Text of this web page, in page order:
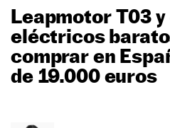
MOTOS
TECNOLOGÍA
MOTORTV
Leapmotor T03
eléctricos
comprar en
de 19.000 euros